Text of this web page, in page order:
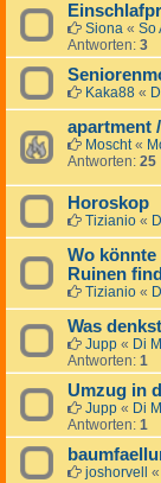
Siona « So
Antworten: 3
Kaka88 «
apartment
Moscht«
Antworten: 25
Horoskop
Tizianio «
Wo
Ruinen
Tizianio «
Was
Jupp « Di
Antworten: 1
Umzug in
Jupp « Di
Antworten: 1
joshorvell «